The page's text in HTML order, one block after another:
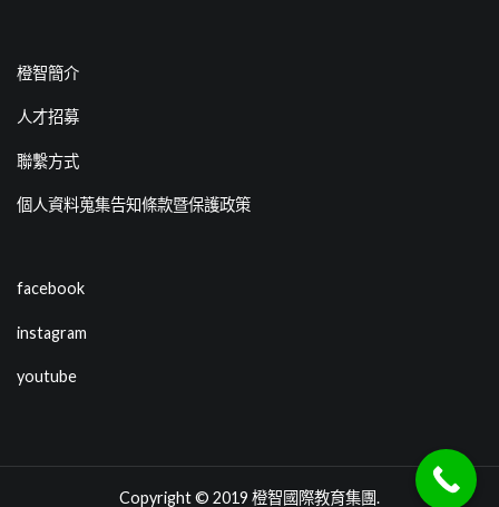
橙智簡介
人才招募
聯繫方式
個人資料蒐集告知條款暨保護政策
facebook
instagram
youtube
Copyright © 2019 橙智國際教育集團.